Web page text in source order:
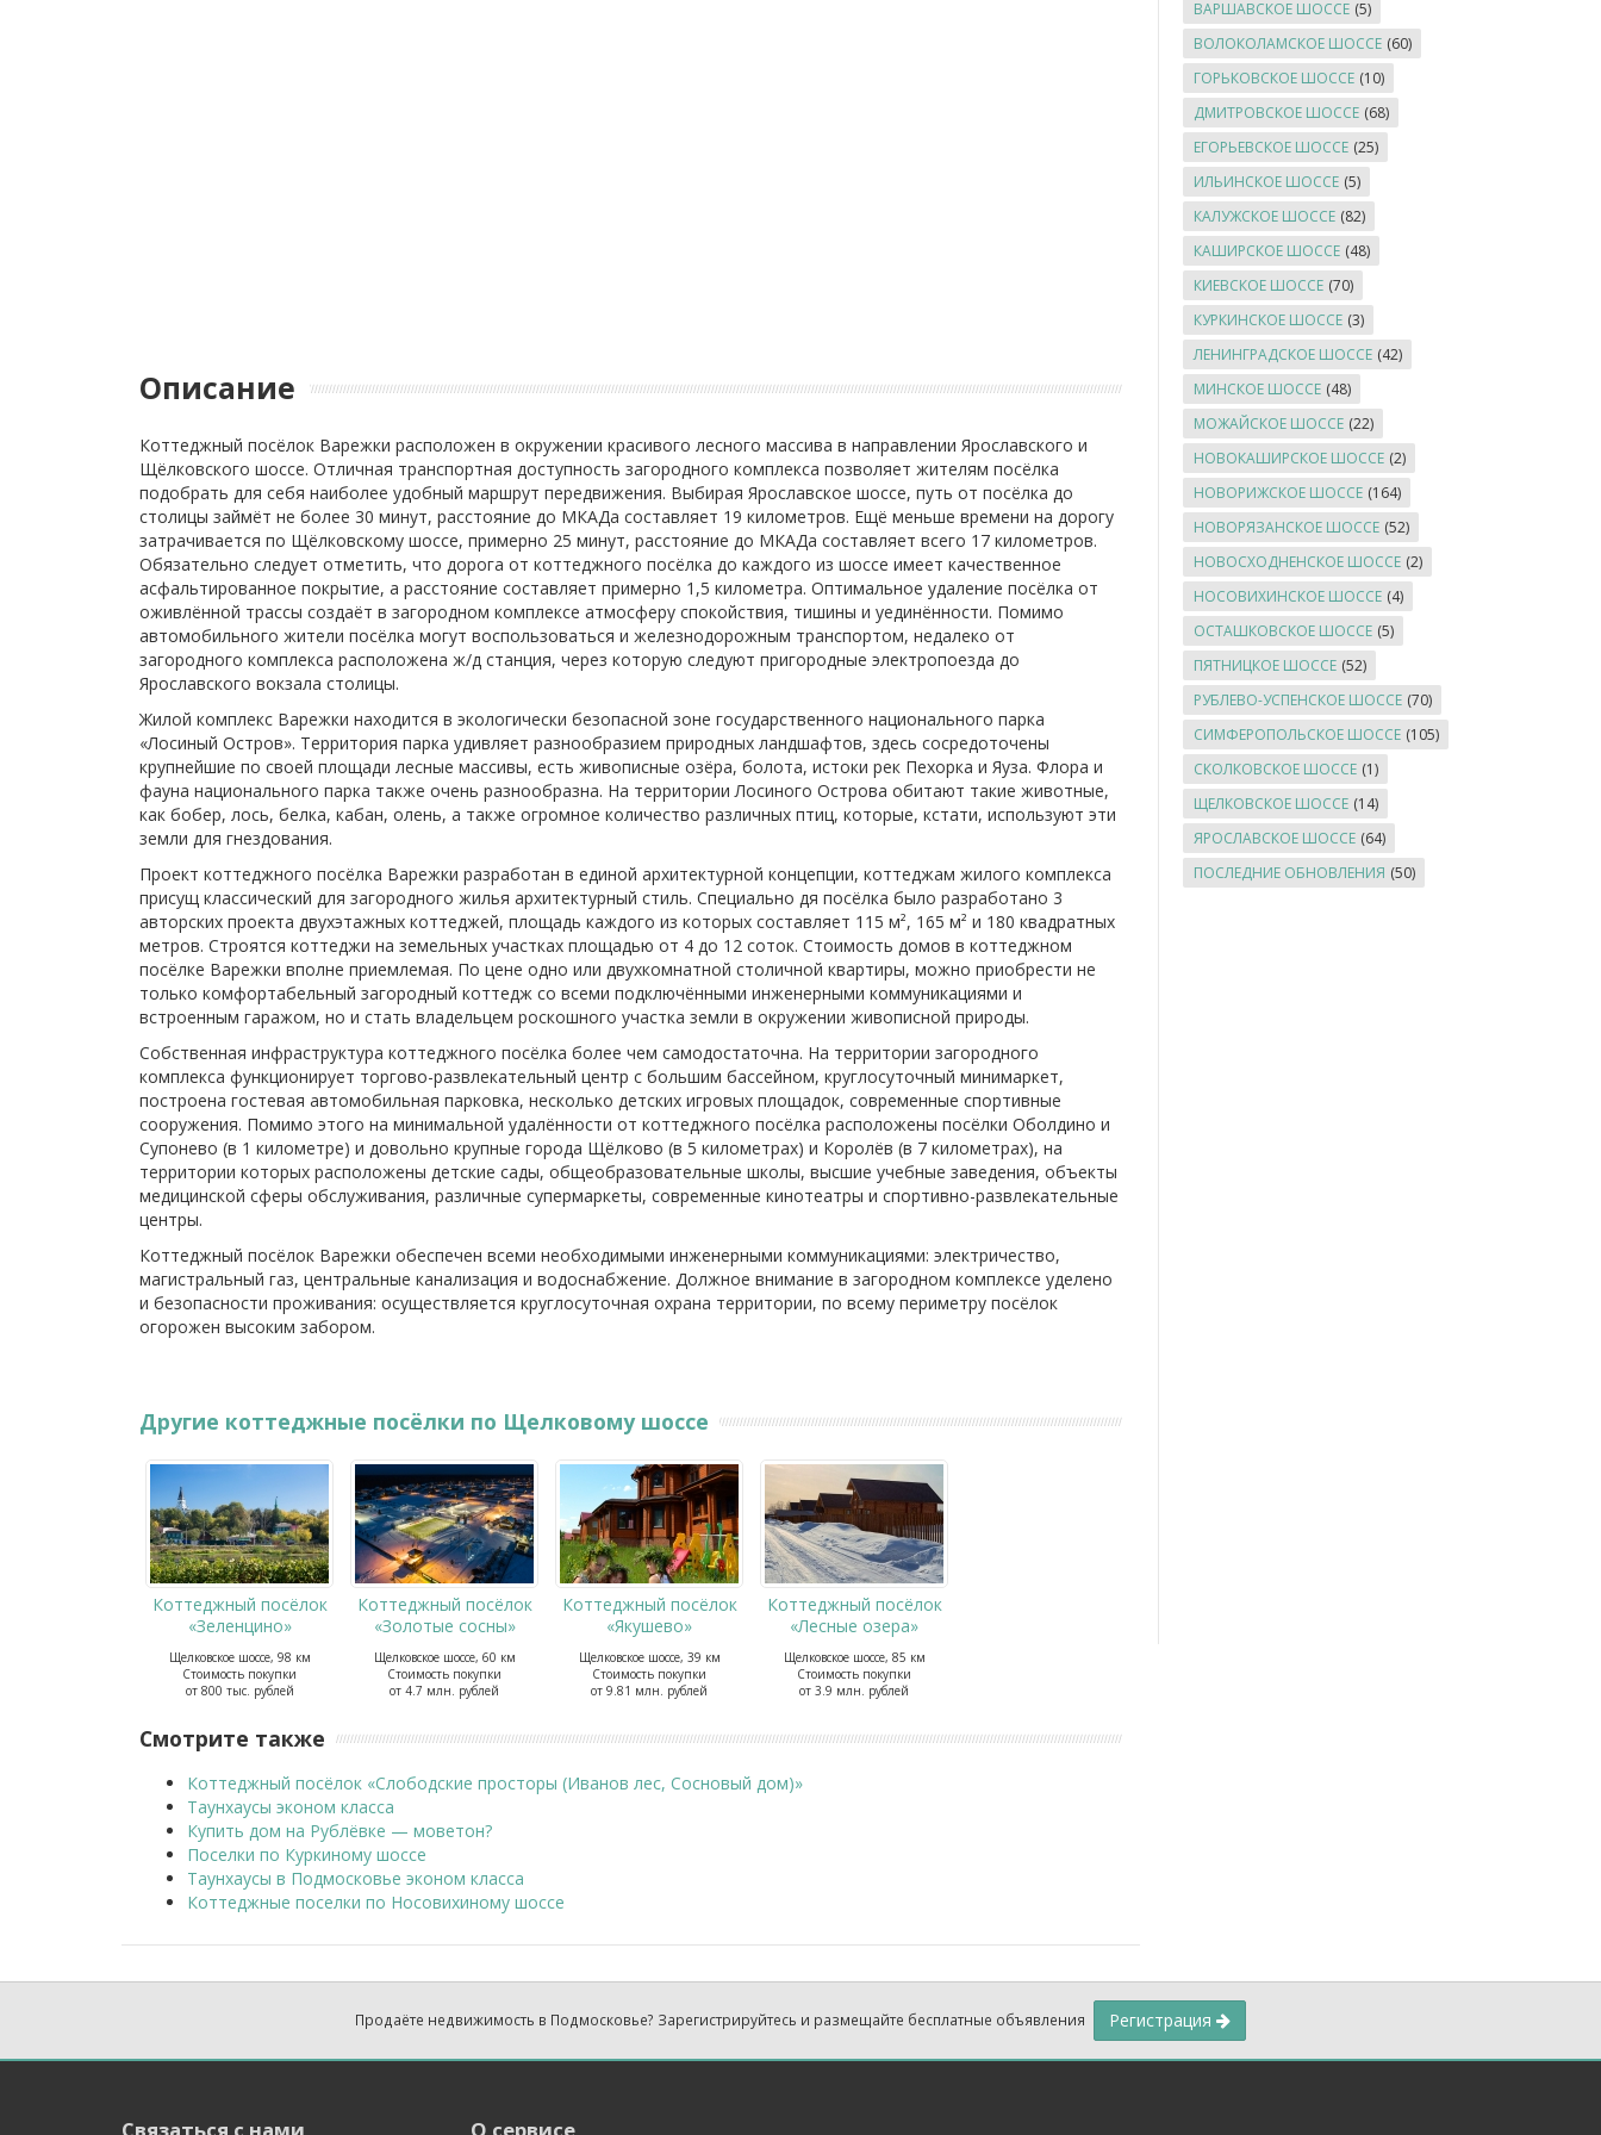
Описание
Коттеджный посёлок Варежки расположен в окружении красивого лесного массива в направлении Ярославского и
Щёлковского шоссе. Отличная транспортная доступность загородного комплекса позволяет жителям посёлка
подобрать для себя наиболее удобный маршрут передвижения. Выбирая Ярославское шоссе, путь от посёлка до
столицы займёт не более 30 минут, расстояние до МКАДа составляет 19 километров. Ещё меньше времени на дорогу
затрачивается по Щёлковскому шоссе, примерно 25 минут, расстояние до МКАДа составляет всего 17 километров.
Обязательно следует отметить, что дорога от коттеджного посёлка до каждого из шоссе имеет качественное
асфальтированное покрытие, а расстояние составляет примерно 1,5 километра. Оптимальное удаление посёлка от
оживлённой трассы создаёт в загородном комплексе атмосферу спокойствия, тишины и уединённости. Помимо
автомобильного жители посёлка могут воспользоваться и железнодорожным транспортом, недалеко от
загородного комплекса расположена ж/д станция, через которую следуют пригородные электропоезда до
Ярославского вокзала столицы.
Жилой комплекс Варежки находится в экологически безопасной зоне государственного национального парка
«Лосиный Остров». Территория парка удивляет разнообразием природных ландшафтов, здесь сосредоточены
крупнейшие по своей площади лесные массивы, есть живописные озёра, болота, истоки рек Пехорка и Яуза. Флора и
фауна национального парка также очень разнообразна. На территории Лосиного Острова обитают такие животные,
как бобер, лось, белка, кабан, олень, а также огромное количество различных птиц, которые, кстати, используют эти
земли для гнездования.
Проект коттеджного посёлка Варежки разработан в единой архитектурной концепции, коттеджам жилого комплекса
присущ классический для загородного жилья архитектурный стиль. Специально дя посёлка было разработано 3
авторских проекта двухэтажных коттеджей, площадь каждого из которых составляет 115 м², 165 м² и 180 квадратных
метров. Строятся коттеджи на земельных участках площадью от 4 до 12 соток. Стоимость домов в коттеджном
посёлке Варежки вполне приемлемая. По цене одно или двухкомнатной столичной квартиры, можно приобрести не
только комфортабельный загородный коттедж со всеми подключёнными инженерными коммуникациями и
встроенным гаражом, но и стать владельцем роскошного участка земли в окружении живописной природы.
Собственная инфраструктура коттеджного посёлка более чем самодостаточна. На территории загородного
комплекса функционирует торгово-развлекательный центр с большим бассейном, круглосуточный минимаркет,
построена гостевая автомобильная парковка, несколько детских игровых площадок, современные спортивные
сооружения. Помимо этого на минимальной удалённости от коттеджного посёлка расположены посёлки Оболдино и
Супонево (в 1 километре) и довольно крупные города Щёлково (в 5 километрах) и Королёв (в 7 километрах), на
территории которых расположены детские сады, общеобразовательные школы, высшие учебные заведения, объекты
медицинской сферы обслуживания, различные супермаркеты, современные кинотеатры и спортивно-развлекательные
центры.
Коттеджный посёлок Варежки обеспечен всеми необходимыми инженерными коммуникациями: электричество,
магистральный газ, центральные канализация и водоснабжение. Должное внимание в загородном комплексе уделено
и безопасности проживания: осуществляется круглосуточная охрана территории, по всему периметру посёлок
огорожен высоким забором.
Другие коттеджные посёлки по Щелковому шоссе
Коттеджный посёлок
«Зеленцино»
Щелковское шоссе, 98 км
Стоимость покупки
от 800 тыс. рублей
Коттеджный посёлок
«Золотые сосны»
Щелковское шоссе, 60 км
Стоимость покупки
от 4.7 млн. рублей
Коттеджный посёлок
«Якушево»
Щелковское шоссе, 39 км
Стоимость покупки
от 9.81 млн. рублей
Коттеджный посёлок
«Лесные озера»
Щелковское шоссе, 85 км
Стоимость покупки
от 3.9 млн. рублей
Смотрите также
Коттеджный посёлок «Слободские просторы (Иванов лес, Сосновый дом)»
Таунхаусы эконом класса
Купить дом на Рублёвке — моветон?
Поселки по Куркиному шоссе
Таунхаусы в Подмосковье эконом класса
Коттеджные поселки по Носовихиному шоссе
ВАРШАВСКОЕ ШОССЕ (5)
ВОЛОКОЛАМСКОЕ ШОССЕ (60)
ГОРЬКОВСКОЕ ШОССЕ (10)
ДМИТРОВСКОЕ ШОССЕ (68)
ЕГОРЬЕВСКОЕ ШОССЕ (25)
ИЛЬИНСКОЕ ШОССЕ (5)
КАЛУЖСКОЕ ШОССЕ (82)
КАШИРСКОЕ ШОССЕ (48)
КИЕВСКОЕ ШОССЕ (70)
КУРКИНСКОЕ ШОССЕ (3)
ЛЕНИНГРАДСКОЕ ШОССЕ (42)
МИНСКОЕ ШОССЕ (48)
МОЖАЙСКОЕ ШОССЕ (22)
НОВОКАШИРСКОЕ ШОССЕ (2)
НОВОРИЖСКОЕ ШОССЕ (164)
НОВОРЯЗАНСКОЕ ШОССЕ (52)
НОВОСХОДНЕНСКОЕ ШОССЕ (2)
НОСОВИХИНСКОЕ ШОССЕ (4)
ОСТАШКОВСКОЕ ШОССЕ (5)
ПЯТНИЦКОЕ ШОССЕ (52)
РУБЛЕВО-УСПЕНСКОЕ ШОССЕ (70)
СИМФЕРОПОЛЬСКОЕ ШОССЕ (105)
СКОЛКОВСКОЕ ШОССЕ (1)
ЩЕЛКОВСКОЕ ШОССЕ (14)
ЯРОСЛАВСКОЕ ШОССЕ (64)
ПОСЛЕДНИЕ ОБНОВЛЕНИЯ (50)
Продаёте недвижимость в Подмосковье? Зарегистрируйтесь и размещайте бесплатные объявления Регистрация
Связаться с нами О сервисе